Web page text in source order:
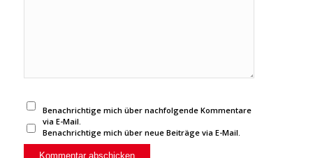
Benachrichtige mich über nachfolgende Kommentare
via E-Mail.
Benachrichtige mich über neue Beiträge via E-Mail.